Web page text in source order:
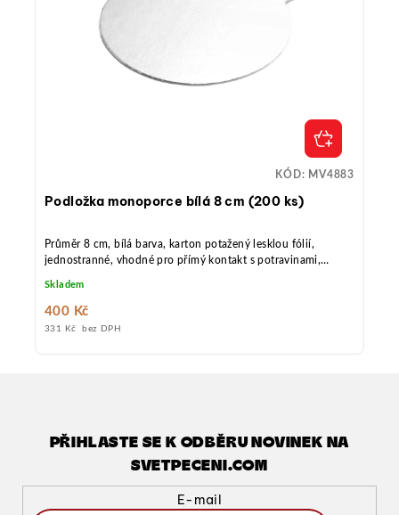
Podložka monoporce bílá 8 cm (200 ks)
Skladem
331 Kč bez DPH
400 Kč
Průměr 8 cm, bílá barva, karton potažený lesklou fólií,
jednostranné, vhodné pro přímý kontakt s potravinami,
KÓD: MV4883
PŘIHLASTE SE K ODBĚRU NOVINEK NA
SVETPECENI.COM
E-mail